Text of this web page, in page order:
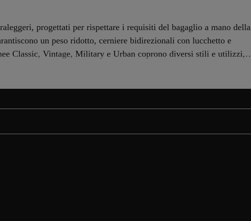
progettati per rispettare i requisiti del bagaglio a mano della
un peso ridotto, cerniere bidirezionali con lucchetto e
Classic, Vintage, Military e Urban coprono diversi stili e utilizzi,